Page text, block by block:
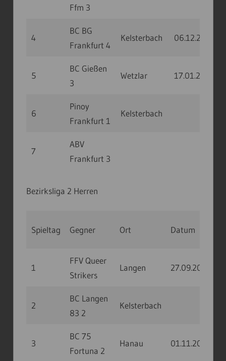
Ffm 3
4
BC BG
Frankfurt 4
Kelsterbach 06.12.20
5
BC Gießen
3
Wetzlar 17.01.21
6
Pinoy
Frankfurt 1
Kelsterbach
7
ABV
Frankfurt 3
Bezirksliga 2 Herren
Spieltag Gegner Ort Datum
1
FFV Queer
Strikers
Langen 27.09.20
2
BC Langen
83 2
Kelsterbach
3
BC 75
Fortuna 2
Hanau 01.11.20